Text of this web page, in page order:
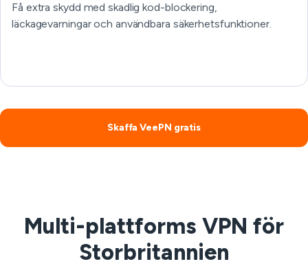
Få extra skydd med skadlig kod-blockering,
läckagevarningar och användbara säkerhetsfunktioner.
Skaffa VeePN gratis
Multi-plattforms VPN för
Storbritannien